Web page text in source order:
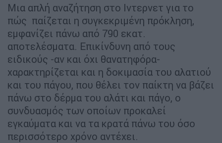
Μια απλή αναζήτηση στο Ιντερνετ για το
πώς παίζεται η συγκεκριμένη πρόκληση,
εμφανίζει πάνω από 790 εκατ.
αποτελέσματα. Επικίνδυνη από τους
ειδικούς -αν και όχι θανατηφόρα-
χαρακτηρίζεται και η δοκιμασία του αλατιού
και του πάγου, που θέλει τον παίκτη να βάζει
πάνω στο δέρμα του αλάτι και πάγο, ο
συνδυασμός των οποίων προκαλεί
εγκαύματα και να τα κρατά πάνω του όσο
περισσότερο χρόνο αντέχει.